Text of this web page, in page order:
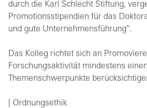
durch die Karl Schlecht Stiftung,
Promotionsstipendien für das
und gute Unternehmensführung".
Das Kolleg richtet sich an
Forschungsaktivität mindestens
Themenschwerpunkte
Ordnungsethik